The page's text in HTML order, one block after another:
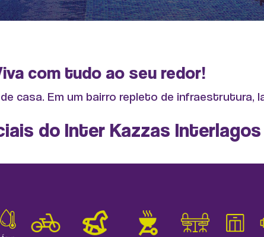
com tudo ao seu redor!
casa. Em um bairro repleto de infraestrutura,
do Inter Kazzas Interlagos